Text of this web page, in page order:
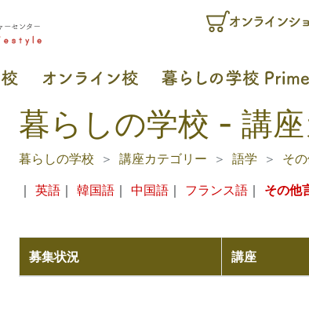
暮らしの学校 - 講
暮らしの学校 講座カテゴリー 語学
そ
｜ 英語 ｜ 韓国語 ｜ 中国語 ｜ フランス語 ｜ その他
募集状況 講座